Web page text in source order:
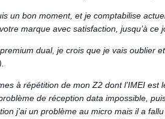
un bon moment, et je comptabilise
marque avec satisfaction, jusqu’à
dual, je crois que je vais oublier
à répétition de mon Z2 dont l’IMEI
de réception data impossible,
j’ai un problème au micro mais il a